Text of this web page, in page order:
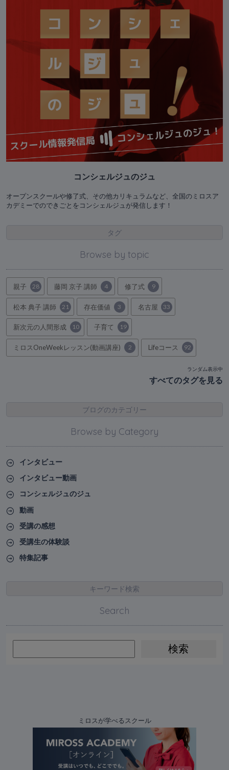
コンシェルジュのジュ
オープンスクールや修了式、その他カリキュラムなど、全国のミロスア
カデミーでのできごとをコンシェルジュが発信します！
タグ
Browse by topic
親子 28 藤岡 京子 講師 4 修了式 9
松本 典子 講師 21 存在価値 3 名古屋 33
新次元の人間形成 10 子育て 19
ミロスOneWeekレッスン(動画講座) 2 Lifeコース 92
ランダム表示中
すべてのタグを見る
ブログのカテゴリー
Browse by Category
インタビュー
インタビュー動画
コンシェルジュのジュ
動画
受講の感想
受講生の体験談
特集記事
キーワード検索
Search
ミロスが学べるスクール